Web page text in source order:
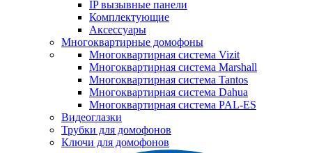
IP вызывные панели
Комплектующие
Аксессуары
Многоквартирные домофоны
Многоквартирная система Vizit
Многоквартирная система Marshall
Многоквартирная система Tantos
Многоквартирная система Dahua
Многоквартирная система PAL-ES
Видеоглазки
Трубки для домофонов
Ключи для домофонов